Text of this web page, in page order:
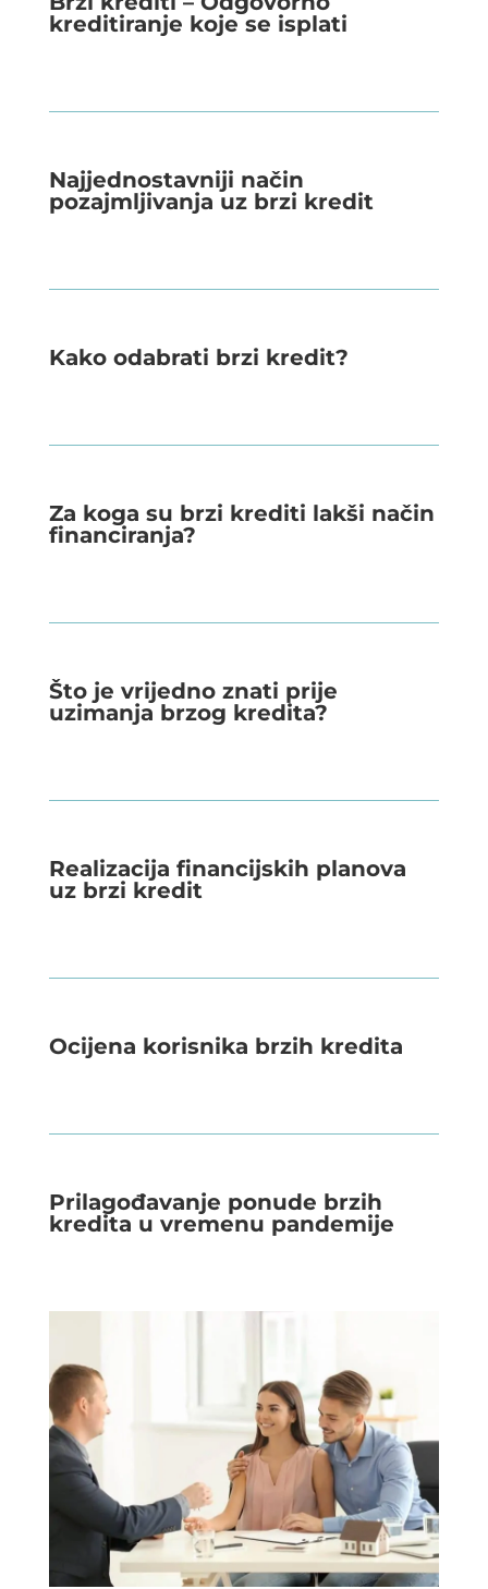
kreditiranje koje se isplati
Najjednostavniji način
pozajmljivanja uz brzi kredit
Kako odabrati brzi kredit?
Za koga su brzi krediti lakši način
financiranja?
Što je vrijedno znati prije
uzimanja brzog kredita?
Realizacija financijskih planova
uz brzi kredit
Ocijena korisnika brzih kredita
Prilagođavanje ponude brzih
kredita u vremenu pandemije